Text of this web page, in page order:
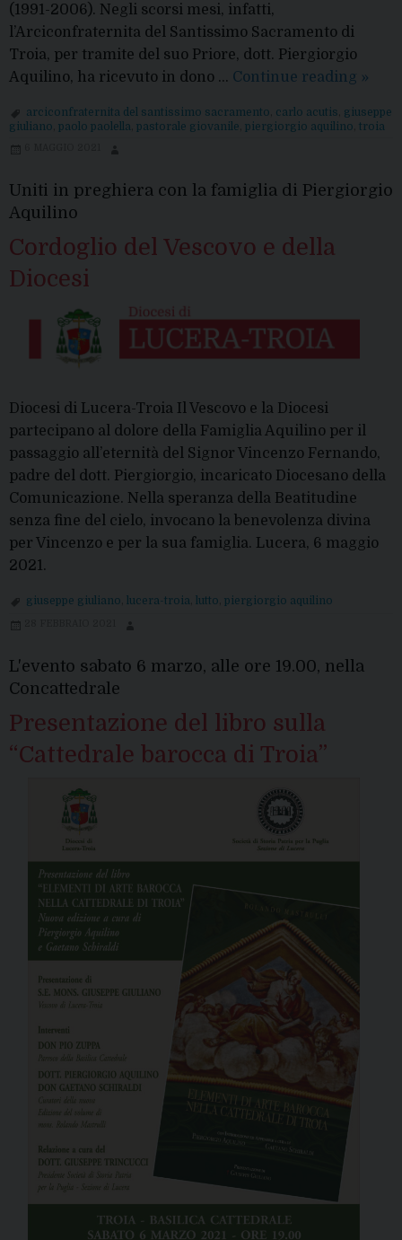
(1991-2006). Negli scorsi mesi, infatti,
l’Arciconfraternita del Santissimo Sacramento di
Troia, per tramite del suo Priore, dott. Piergiorgio
Aquilino, ha ricevuto in dono … Continue reading
Troia,
»
arciconfraternita del santissimo sacramento carlo acutis giuseppe
giuliano paolo paolella pastorale giovanile piergiorgio aquilino troia
Uniti in preghiera con la famiglia di Piergiorgio
Aquilino
Cordoglio del Vescovo e della
Diocesi
Diocesi di Lucera-Troia Il Vescovo e la Diocesi
partecipano al dolore della Famiglia Aquilino per il
passaggio all’eternità del Signor Vincenzo Fernando,
padre del dott. Piergiorgio, incaricato Diocesano della
Comunicazione. Nella speranza della Beatitudine
senza fine del cielo, invocano la benevolenza divina
per Vincenzo e per la sua famiglia. Lucera, 6 maggio
2021.
giuseppe giuliano lucera-troia lutto piergiorgio aquilino
L'evento sabato 6 marzo, alle ore 19.00, nella
Concattedrale
Presentazione del libro sulla
“Cattedrale barocca di Troia”